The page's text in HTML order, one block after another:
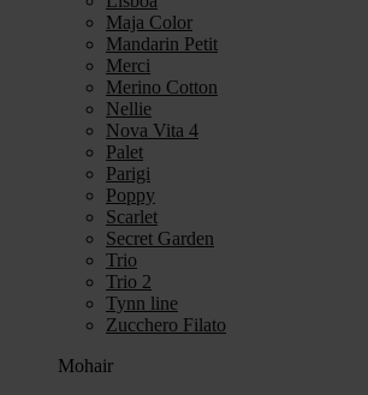
Maja Color
Mandarin Petit
Merci
Merino Cotton
Nellie
Nova Vita 4
Palet
Parigi
Poppy
Scarlet
Secret Garden
Trio
Trio 2
Tynn line
Zucchero Filato
Mohair